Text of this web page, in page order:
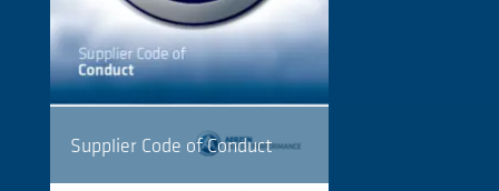
Supplier Code of Conduct